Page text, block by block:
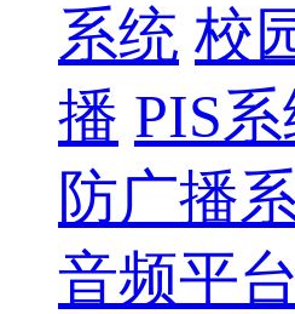
系统 校
播 PIS
防广播
音频平台